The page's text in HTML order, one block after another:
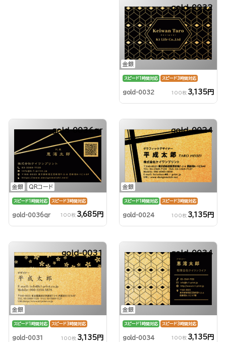
金銀
gold-0032
スピード1時間対応 スピード3時間対応
gold-0032 100枚 3,135円
金銀 QRコード
gold-0036qr
スピード1時間対応 スピード3時間対応
gold-0036qr 100枚 3,685円
金銀
gold-0024
スピード1時間対応 スピード3時間対応
gold-0024 100枚 3,135円
金銀
gold-0031
スピード1時間対応 スピード3時間対応
gold-0031 100枚 3,135円
金銀
gold-0034
スピード1時間対応 スピード3時間対応
gold-0034 100枚 3,135円